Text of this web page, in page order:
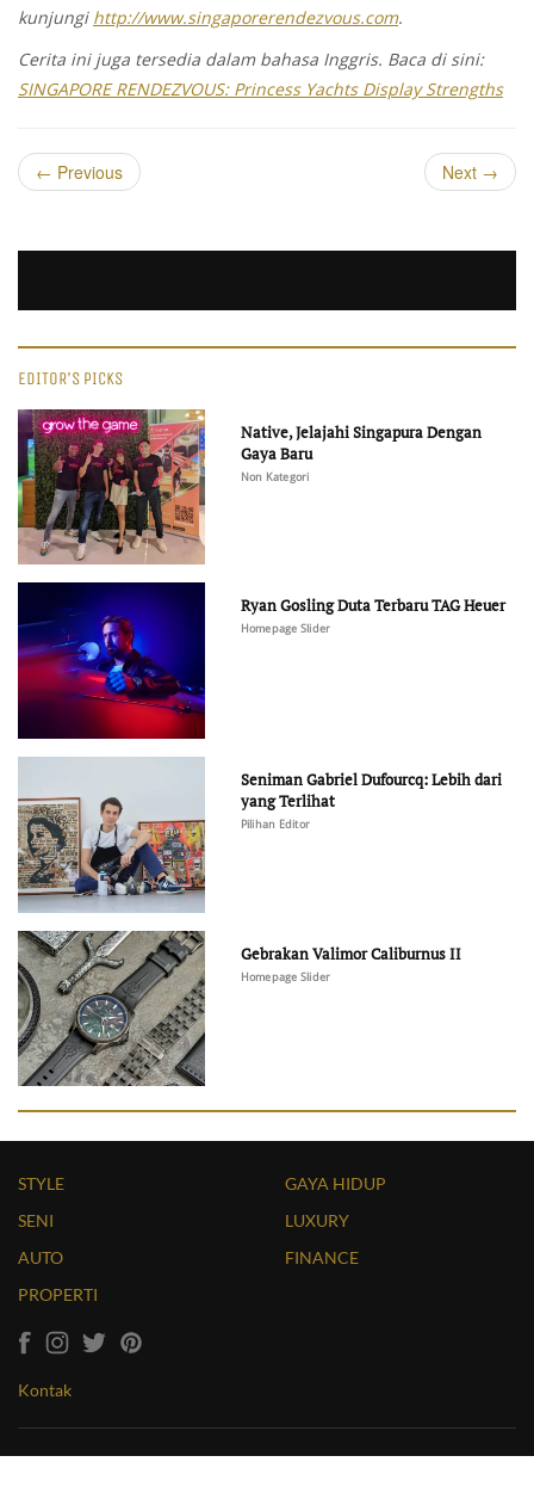
kunjungi http://www.singaporerendezvous.com.
Cerita ini juga tersedia dalam bahasa Inggris. Baca di sini:
SINGAPORE RENDEZVOUS: Princess Yachts Display Strengths
← Previous Next →
EDITOR'S PICKS
Native, Jelajahi Singapura Dengan
Gaya Baru
Non Kategori
Ryan Gosling Duta Terbaru TAG Heuer
Homepage Slider
Seniman Gabriel Dufourcq: Lebih dari
yang Terlihat
Pilihan Editor
Gebrakan Valimor Caliburnus II
Homepage Slider
STYLE
SENI
AUTO
PROPERTI
GAYA HIDUP
LUXURY
FINANCE
Kontak